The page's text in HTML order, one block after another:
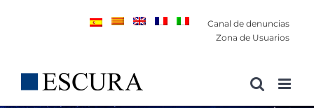
Canal de denuncias
Zona de Usuarios